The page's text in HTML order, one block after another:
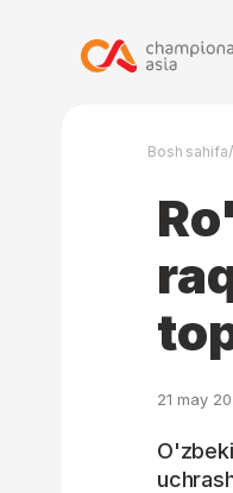
Bosh sahifa/
21 may